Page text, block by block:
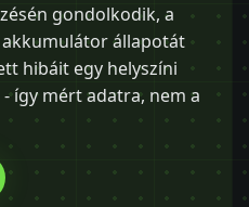
gondolkodik, a
állapotát
hibáit egy helyszíni
így mért adatra, nem a